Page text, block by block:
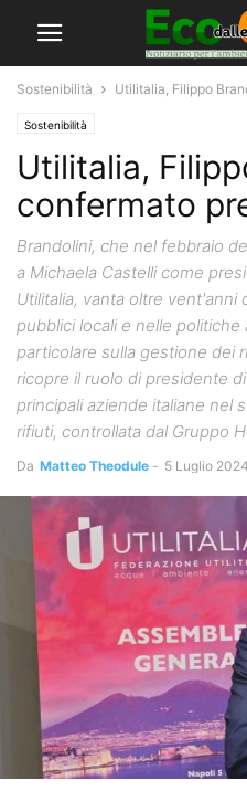
Sostenibilità Utilitalia, Filippo
Sostenibilità
Utilitalia,
confermato
Brandolini, che nel febbraio
a Michaela Castelli come
Utilitalia, vanta oltre vent'anni
pubblici locali e nelle
particolare sulla gestione dei
ricopre il ruolo di presidente
principali aziende italiane nel
rifiuti, controllata dal Gruppo
Da Matteo Theodule - 5 Luglio 2024